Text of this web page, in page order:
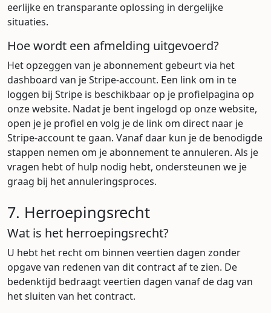
eerlijke en transparante oplossing in dergelijke
situaties.
Hoe wordt een afmelding uitgevoerd?
Het opzeggen van je abonnement gebeurt via het
dashboard van je Stripe-account. Een link om in te
loggen bij Stripe is beschikbaar op je profielpagina op
onze website. Nadat je bent ingelogd op onze website,
open je je profiel en volg je de link om direct naar je
Stripe-account te gaan. Vanaf daar kun je de benodigde
stappen nemen om je abonnement te annuleren. Als je
vragen hebt of hulp nodig hebt, ondersteunen we je
graag bij het annuleringsproces.
7. Herroepingsrecht
Wat is het herroepingsrecht?
U hebt het recht om binnen veertien dagen zonder
opgave van redenen van dit contract af te zien. De
bedenktijd bedraagt veertien dagen vanaf de dag van
het sluiten van het contract.